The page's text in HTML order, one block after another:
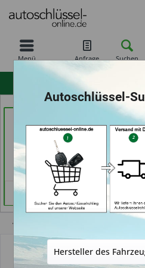
Menü Anfrage Suchen
Gelsenkirchen)
Händlerprofil
Service
Autoschlüssel ohne
Autoschlüssel-